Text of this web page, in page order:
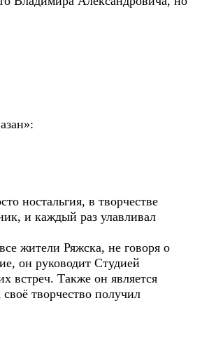
ностальгия, в творчестве
и каждый раз улавливал
жители Ряжска, не говоря о
он руководит Студией
встреч. Также он является
творчество получил